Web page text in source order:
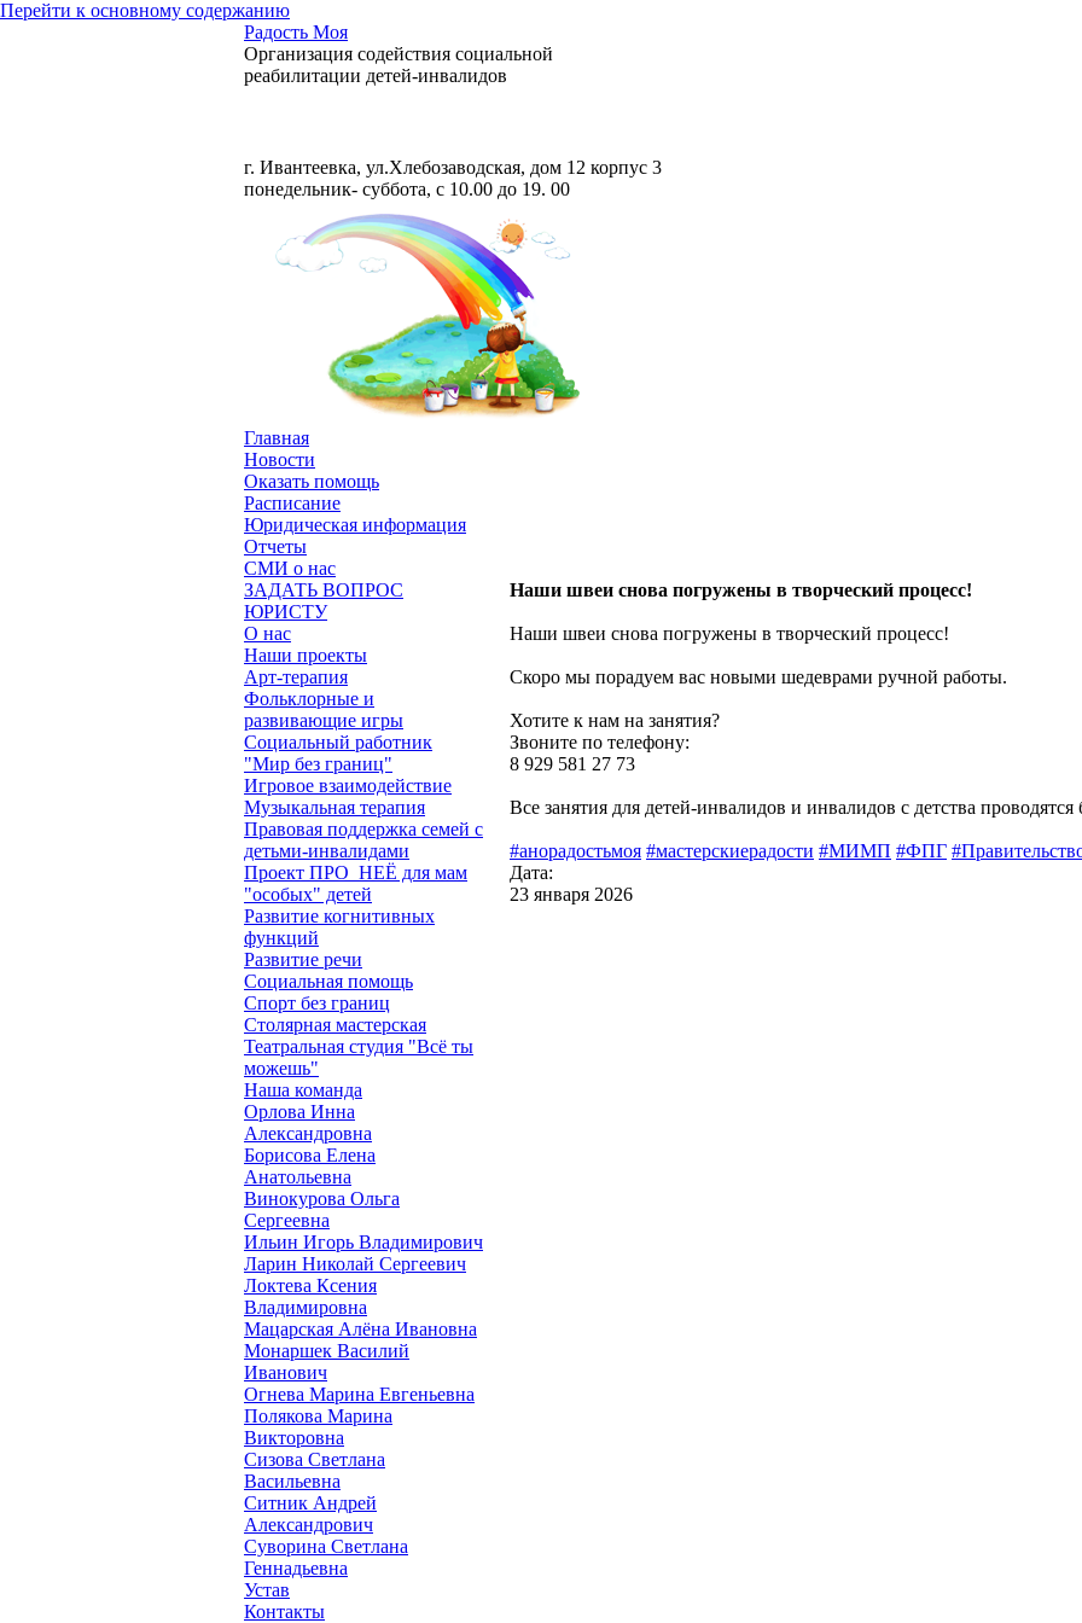
Перейти к основному содержанию
Радость Моя
Организация содействия социальной
реабилитации детей-инвалидов
г. Ивантеевка, ул.Хлебозаводская, дом 12 корпус 3
понедельник- суббота, с 10.00 до 19. 00
Главная
Новости
Оказать помощь
Расписание
Юридическая информация
Отчеты
СМИ о нас
ЗАДАТЬ ВОПРОС
ЮРИСТУ
О нас
Наши проекты
Арт-терапия
Фольклорные и
развивающие игры
Социальный работник
"Мир без границ"
Игровое взаимодействие
Музыкальная терапия
Правовая поддержка семей с
детьми-инвалидами
Проект ПРО_НЕЁ для мам
"особых" детей
Развитие когнитивных
функций
Развитие речи
Социальная помощь
Спорт без границ
Столярная мастерская
Театральная студия "Всё ты
можешь"
Наша команда
Орлова Инна
Александровна
Борисова Елена
Анатольевна
Винокурова Ольга
Сергеевна
Ильин Игорь Владимирович
Ларин Николай Сергеевич
Локтева Ксения
Владимировна
Мацарская Алёна Ивановна
Монаршек Василий
Иванович
Огнева Марина Евгеньевна
Полякова Марина
Викторовна
Сизова Светлана
Васильевна
Ситник Андрей
Александрович
Суворина Светлана
Геннадьевна
Устав
Контакты
Наши швеи снова погружены в творческий процесс!
Наши швеи снова погружены в творческий процесс!
Скоро мы порадуем вас новыми шедеврами ручной работы.
Хотите к нам на занятия?
Звоните по телефону:
8 929 581 27 73
Все занятия для детей-инвалидов и инвалидов с детства проводятся
#анорадостьмоя #мастерскиерадости #МИМП #ФПГ
Дата:
23 января 2026